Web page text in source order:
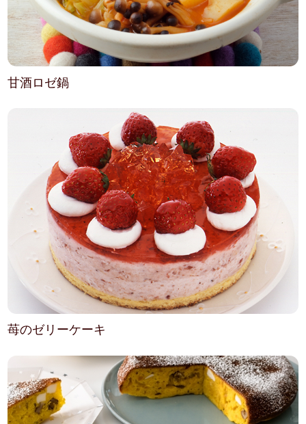
甘酒ロゼ鍋
苺のゼリーケーキ